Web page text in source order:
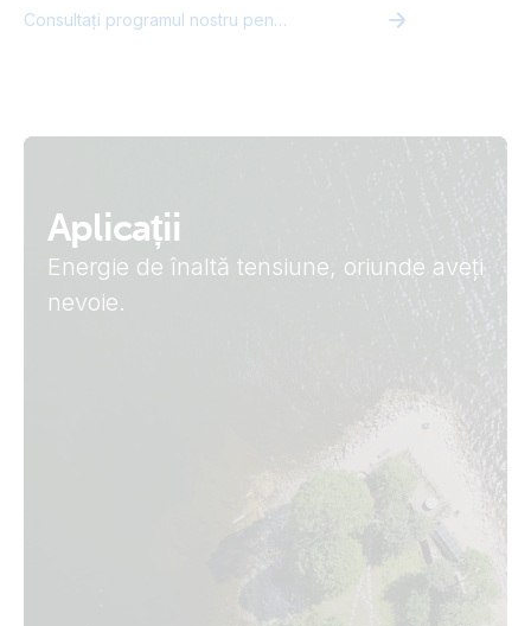
Consultați programul nostru pentru integratori software
Aplicații
Energie de înaltă tensiune, oriunde aveți
nevoie.